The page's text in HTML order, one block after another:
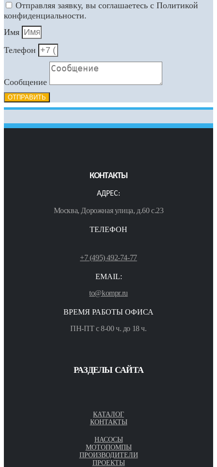
Отправляя заявку, вы соглашаетесь с Политикой
конфиденциальности.
Имя
Телефон
Сообщение
ОТПРАВИТЬ
КОНТАКТЫ
АДРЕС:
Москва, Дорожная улица, д.60 с.23
ТЕЛЕФОН
+7 (495) 492-74-77
EMAIL:
to@kompr.ru
ВРЕМЯ РАБОТЫ ОФИСА
ПН-ПТ с 8-00 ч. до 18 ч.
РАЗДЕЛЫ САЙТА
КАТАЛОГ
КОНТАКТЫ
НАСОСЫ
МОТОПОМПЫ
ПРОИЗВОДИТЕЛИ
ПРОЕКТЫ